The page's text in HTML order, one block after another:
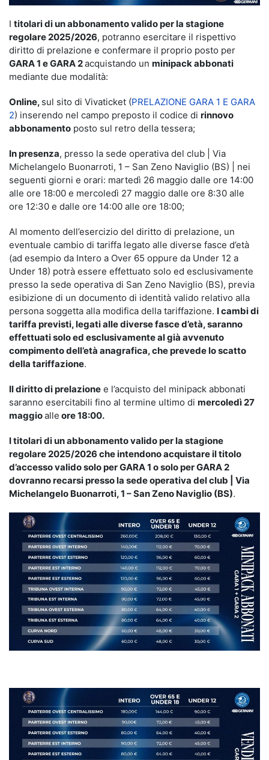
I titolari di un abbonamento valido per la stagione
regolare 2025/2026, potranno esercitare il rispettivo
diritto di prelazione e confermare il proprio posto per
GARA 1 e GARA 2acquistando un minipack abbonati
mediante due modalità:
Online, sul sito di Vivaticket (PRELAZIONE GARA 1 E GARA
2) inserendo nel campo preposto il codice di rinnovo
abbonamento posto sul retro della tessera;
In presenza, presso la sede operativa del club | Via
Michelangelo Buonarroti, 1 – San Zeno Naviglio (BS) | nei
seguenti giorni e orari: martedì 26 maggio dalle ore 14:00
alle ore 18:00 e mercoledì 27 maggio dalle ore 8:30 alle
ore 12:30 e dalle ore 14:00 alle ore 18:00;
Al momento dell’esercizio del diritto di prelazione, un
eventuale cambio di tariffa legato alle diverse fasce d’età
(ad esempio da Intero a Over 65 oppure da Under 12 a
Under 18) potrà essere effettuato solo ed esclusivamente
presso la sede operativa di San Zeno Naviglio (BS), previa
esibizione di un documento di identità valido relativo alla
persona soggetta alla modifica della tariffazione. I cambi di
tariffa previsti, legati alle diverse fasce d’età, saranno
effettuati solo ed esclusivamente al già avvenuto
compimento dell’età anagrafica, che prevede lo scatto
della tariffazione.
Il diritto di prelazione e l’acquisto del minipack abbonati
saranno esercitabili fino al termine ultimo di mercoledì 27
maggioalle ore 18:00.
I titolari di un abbonamento valido per la stagione
regolare 2025/2026 che intendono acquistare il titolo
d’accesso valido solo per GARA 1 o solo per GARA 2
dovranno recarsi presso la sede operativa del club | Via
Michelangelo Buonarroti, 1 – San Zeno Naviglio (BS).